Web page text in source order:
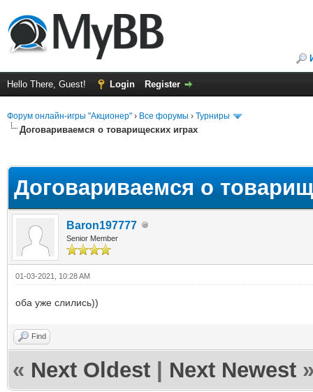
Hello There, Guest! Login Register
Форум онлайн-игры "Акционер" › Все форумы › Турниры
Договариваемся о товарищеских играх
Договариваемся о
Baron197777
Senior Member
01-03-2021, 10:28 AM
оба уже слились))
Find
« Next Oldest Next Newest